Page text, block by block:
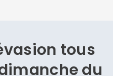
tous
du